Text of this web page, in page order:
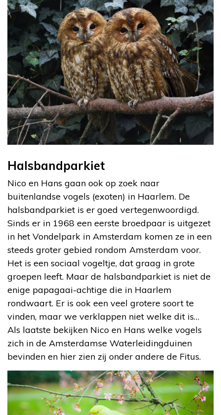
Halsbandparkiet
Nico en Hans gaan ook op zoek naar
buitenlandse vogels (exoten) in Haarlem. De
halsbandparkiet is er goed vertegenwoordigd.
Sinds er in 1968 een eerste broedpaar is uitgezet
in het Vondelpark in Amsterdam komen ze in een
steeds groter gebied rondom Amsterdam voor.
Het is een sociaal vogeltje, dat graag in grote
groepen leeft. Maar de halsbandparkiet is niet de
enige papagaai-achtige die in Haarlem
rondwaart. Er is ook een veel grotere soort te
vinden, maar we verklappen niet welke dit is…
Als laatste bekijken Nico en Hans welke vogels
zich in de Amsterdamse Waterleidingduinen
bevinden en hier zien zij onder andere de Fitus.